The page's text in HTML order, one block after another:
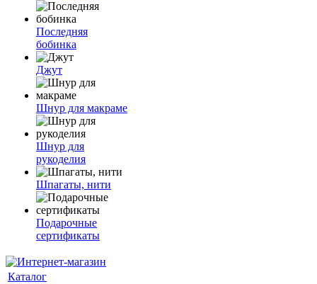
Последняя
бобинка
Джут
Шнур для макраме
Шнур для
рукоделия
Шпагаты, нити
Подарочные
сертификаты
Каталог